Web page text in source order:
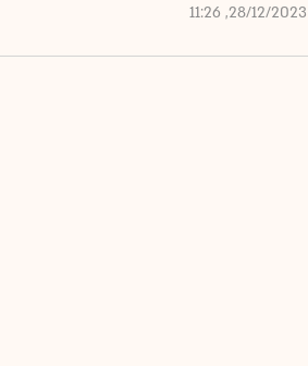
28/12/2023, 11:26